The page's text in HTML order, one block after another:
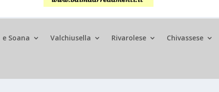
e Soana Valchiusella Rivarolese Chivassese